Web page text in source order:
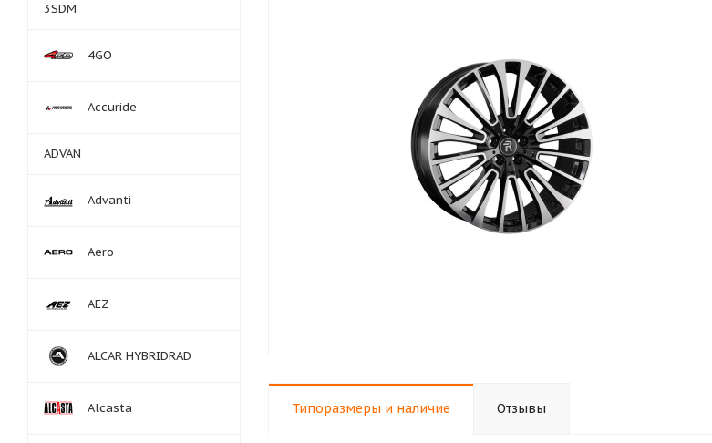
Типоразмеры и наличие Отзывы
3SDM
4GO
Accuride
ADVAN
Advanti
Aero
AEZ
ALCAR HYBRIDRAD
Alcasta